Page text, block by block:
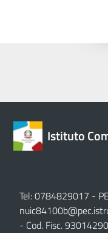
Istituto
Tel: 0784829017 -
- Cod. Fisc.